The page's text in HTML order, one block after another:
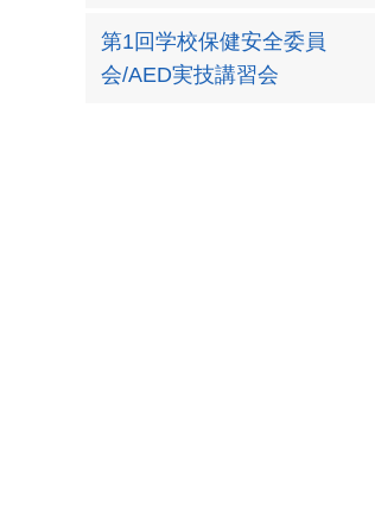
第1回学校保健安全委員
会/AED実技講習会